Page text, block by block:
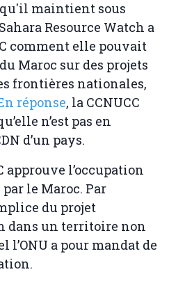
maintient sous
Resource Watch a
comment elle pouvait
Maroc sur des projets
frontières nationales,
réponse, la CCNUCC
n’est pas en
d’un pays.
approuve l’occupation
le Maroc. Par
du projet
dans un territoire non
l’ONU a pour mandat de